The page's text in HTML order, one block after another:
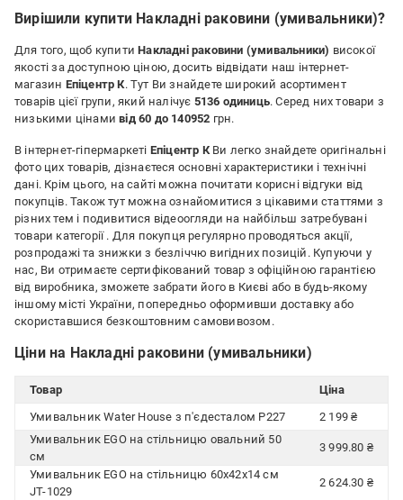
Вирішили купити Накладні раковини (умивальники)?
Для того, щоб купитиНакладні раковини (умивальники) високої
якості за доступною ціною, досить відвідати наш інтернет-
магазин Епіцентр К. Тут Ви знайдете широкий асортимент
товарів цієї групи, який налічує 5136 одиниць. Серед них товари з
низькими цінамивід 60 до 140952 грн.
В інтернет-гіпермаркеті Епіцентр КВи легко знайдете оригінальні
фото цих товарів, дізнаєтеся основні характеристики і технічні
дані. Крім цього, на сайті можна почитати корисні відгуки від
покупців. Також тут можна ознайомитися з цікавими статтями з
різних тем і подивитися відеоогляди на найбільш затребувані
товари категорії . Для покупця регулярно проводяться акції,
розпродажі та знижки з безліччю вигідних позицій. Купуючи у
нас, Ви отримаєте сертифікований товар з офіційною гарантією
від виробника, зможете забрати його в Києві або в будь-якому
іншому місті України, попередньо оформивши доставку або
скориставшися безкоштовним самовивозом.
Ціни на Накладні раковини (умивальники)
Товар
Ціна
Умивальник Water House з п'єдесталом P227
2 199 ₴
Умивальник EGO на стільницю овальний 50
см
3 999.80 ₴
Умивальник EGO на стільницю 60х42х14 см
JT-1029
2 624.30 ₴